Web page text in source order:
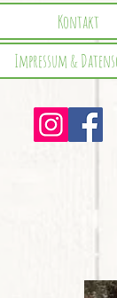
Kontakt
Impressum &